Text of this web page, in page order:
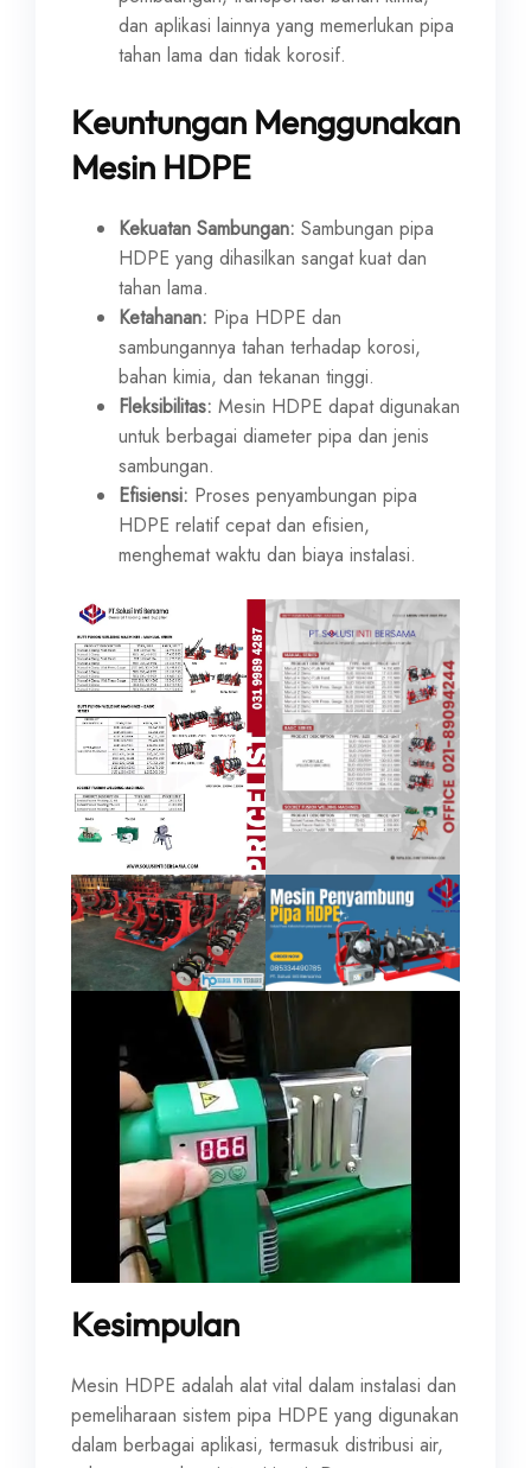
dan aplikasi lainnya yang memerlukan pipa
tahan lama dan tidak korosif.
Keuntungan Menggunakan
Mesin HDPE
Kekuatan Sambungan: Sambungan pipa
HDPE yang dihasilkan sangat kuat dan
tahan lama.
Ketahanan: Pipa HDPE dan
sambungannya tahan terhadap korosi,
bahan kimia, dan tekanan tinggi.
Fleksibilitas: Mesin HDPE dapat digunakan
untuk berbagai diameter pipa dan jenis
sambungan.
Efisiensi: Proses penyambungan pipa
HDPE relatif cepat dan efisien,
menghemat waktu dan biaya instalasi.
Kesimpulan
Mesin HDPE adalah alat vital dalam instalasi dan
pemeliharaan sistem pipa HDPE yang digunakan
dalam berbagai aplikasi, termasuk distribusi air,